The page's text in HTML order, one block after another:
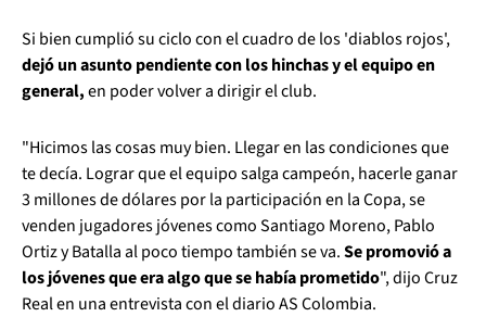
Si bien cumplió su ciclo con el cuadro de los 'diablos rojos',
dejó un asunto pendiente con los hinchas y el equipo en
general,en poder volver a dirigir el club.
"Hicimos las cosas muy bien. Llegar en las condiciones que
te decía. Lograr que el equipo salga campeón, hacerle ganar
3 millones de dólares por la participación en la Copa, se
venden jugadores jóvenes como Santiago Moreno, Pablo
Ortiz y Batalla al poco tiempo también se va.Se promovió a
los jóvenes que era algo que se había prometido", dijo Cruz
Real en una entrevista con el diario AS Colombia.